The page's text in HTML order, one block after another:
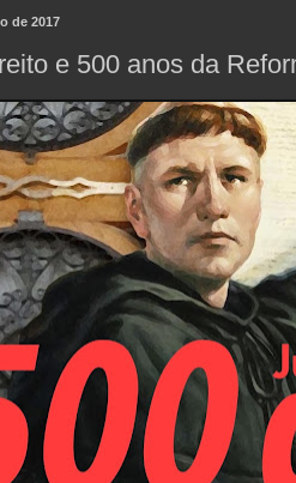
de 2017
e 500 anos da